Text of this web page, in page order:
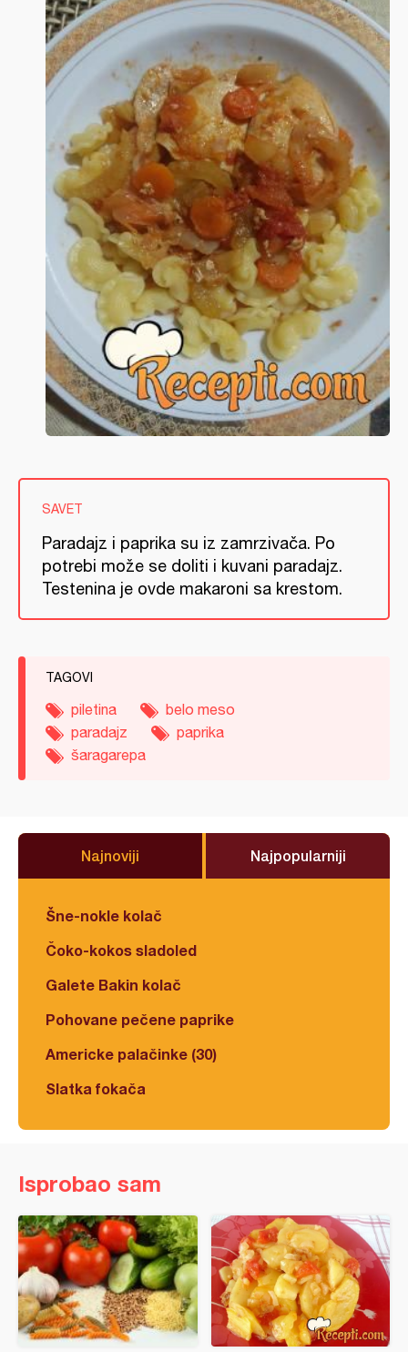
SAVET
Paradajz i paprika su iz zamrzivača. Po
potrebi može se doliti i kuvani paradajz.
Testenina je ovde makaroni sa krestom.
TAGOVI
piletina
belo meso
paradajz
paprika
šaragarepa
Najnoviji Najpopularniji
Šne-nokle kolač
Čoko-kokos sladoled
Galete Bakin kolač
Pohovane pečene paprike
Americke palačinke (30)
Slatka fokača
Isprobao sam